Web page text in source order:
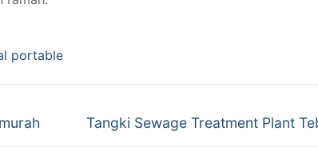
portable
Next
Tangki Sewage Treatment Plant